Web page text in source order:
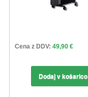
Cena z DDV: 49,90 €
Dodaj v košarico